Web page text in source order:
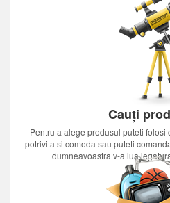
Cauți
Pentru a alege produsul puteti folosi
potrivita si comoda sau puteti
dumneavoastra v-a lua